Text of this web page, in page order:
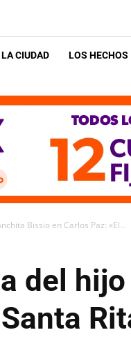
LA CIUDAD LOS HECHOS
Bissio en Carlos Paz: «El...
del